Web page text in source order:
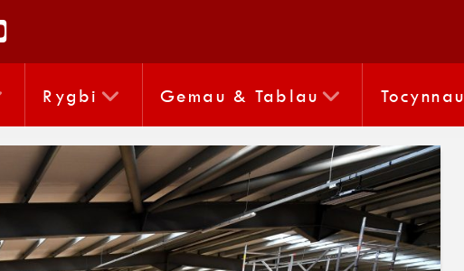
Rygbi Gemau & Tablau Tocynnau